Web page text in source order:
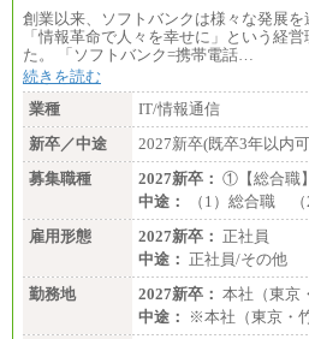
（４）
月給：201,000円～
想定年収：360万円～
・520万円/32歳・月給29
年収例は賞与含む、残
※キャリアや能力等を考
定します
※残業手当：別途支給
※固定給に固定残業代含
※試用期間中も給与に変
創業以来、ソフトバンクは様々な発展
「情報革命で人々を幸せに」という経
た。 「ソフトバンク=携帯電話…
続きを読む
業種
IT/情報通信
新卒／中途
2027新卒(既卒3年以内
募集職種
2027新卒： ①【総合
中途：
（1）総合職
雇用形態
2027新卒： 正社員
中途： 正社員/その他
勤務地
2027新卒： 本社（東京
中途：
※本社（東京・